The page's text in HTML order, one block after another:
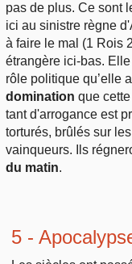
pas de plus. Ce sont
ici au sinistre règne
à faire le mal (1 Rois
étrangère ici-bas.
rôle politique qu’elle
domination que
tant d'arrogance est
torturés, brûlés sur
vainqueurs. Ils
du matin.
5 -